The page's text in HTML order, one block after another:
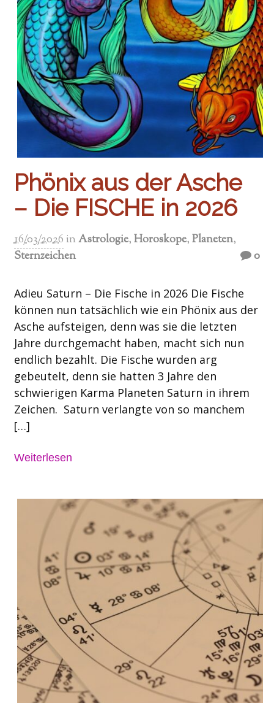
Phönix aus der Asche
– Die FISCHE in 2026
16/03/2026 inAstrologie,Horoskope,Planeten,
Sternzeichen
0
Adieu Saturn – Die Fische in 2026 Die Fische
können nun tatsächlich wie ein Phönix aus der
Asche aufsteigen, denn was sie die letzten
Jahre durchgemacht haben, macht sich nun
endlich bezahlt. Die Fische wurden arg
gebeutelt, denn sie hatten 3 Jahre den
schwierigen Karma Planeten Saturn in ihrem
Zeichen. Saturn verlangte von so manchem
[…]
Weiterlesen